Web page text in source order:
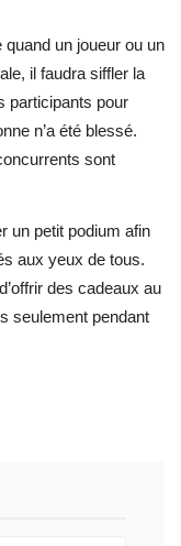
quand un joueur ou un
il faudra siffler la
participants pour
n’a été blessé.
sont
un petit podium afin
aux yeux de tous.
des cadeaux au
seulement pendant